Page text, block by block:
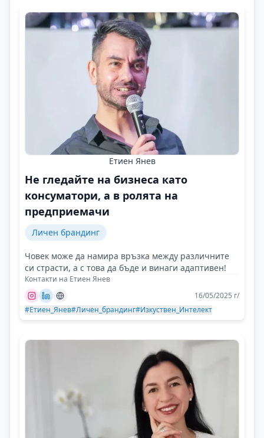
Етиен Янев
Не гледайте на бизнеса като
консуматори, а в ролята на
предприемачи
Личен брандинг
Човек може да намира връзка между различните
си страсти, а с това да бъде и винаги адаптивен!
Контакти на Етиен Янев
16/05/2025 г/
#Етиен_Янев#Личен_брандинг#Изкуствен_Интелект